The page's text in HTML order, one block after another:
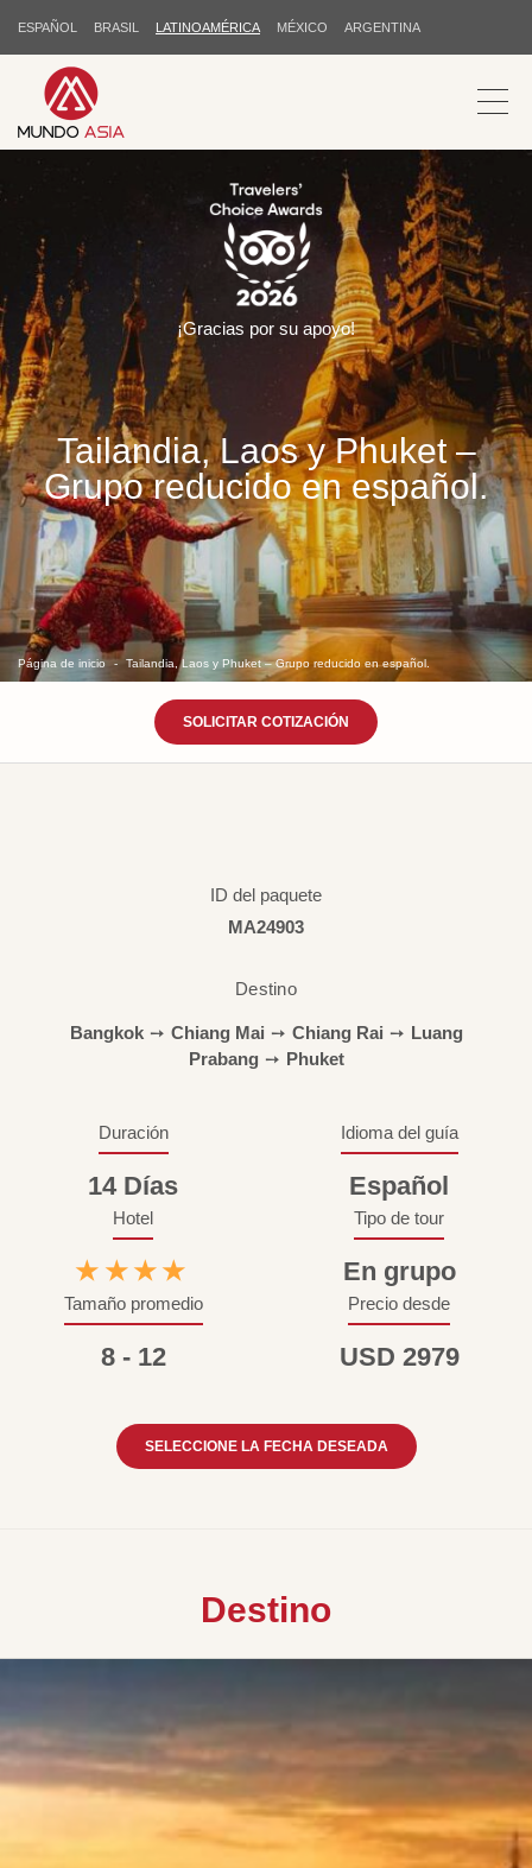
ESPAÑOL BRASIL LATINOAMÉRICA MÉXICO ARGENTINA
Tailandia, Laos y Phuket –
Grupo reducido en español.
Página de inicio Tailandia, Laos y Phuket – Grupo reducido en español.
¡Gracias por su apoyo!
SOLICITAR COTIZACIÓN
ID del paquete
MA24903
Destino
Bangkok ➙ Chiang Mai ➙ Chiang Rai ➙ Luang
Prabang ➙ Phuket
Duración
14 Días
Idioma del guía
Español
Hotel
★★★★
Tipo de tour
En grupo
Tamaño promedio
8 - 12
Precio desde
USD 2979
SELECCIONE LA FECHA DESEADA
Destino